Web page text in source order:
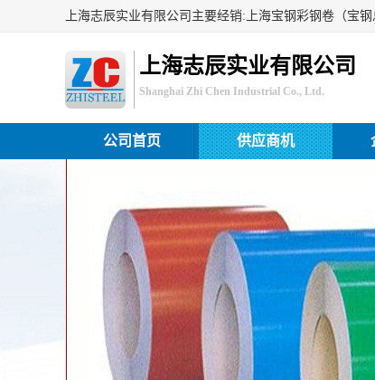
上海志辰实业有限公司
Shanghai Zhi Chen Industrial Co., Ltd.
公司首页 供应商机